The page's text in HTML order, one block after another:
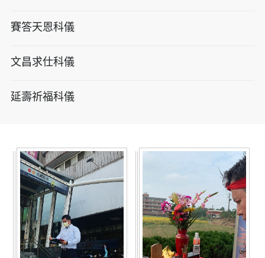
賽答天恩科儀
文昌求仕科儀
延壽祈福科儀